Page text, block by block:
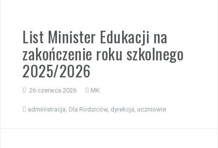
List Minister Edukacji na
zakończenie roku szkolnego
2025/2026
26 czerwca 2026 MK
administracja Dla Rodziców, dyrekcja uczniowie